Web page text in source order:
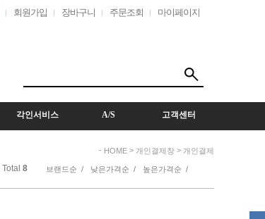
회원가입 장바구니 주문조회 마이페이지
각인서비스 A/S 고객센터
- HOME > 개인결제창 > 개인결제
Total 8 브랜드순 / 낮은가격순 / 높은가격순 /